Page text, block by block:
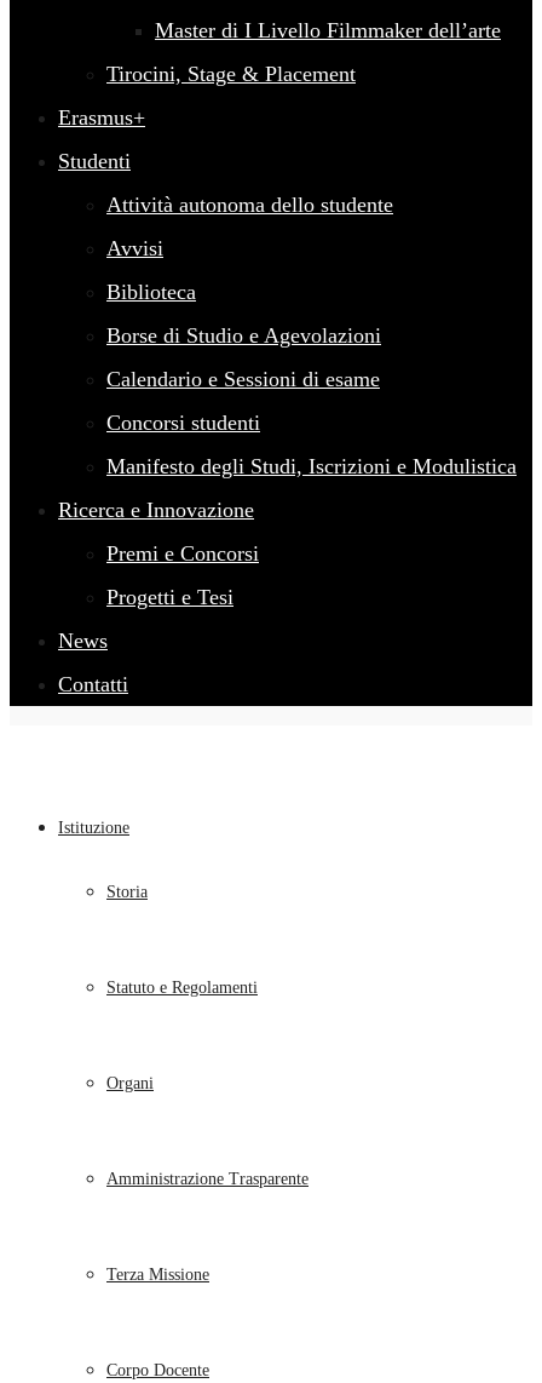
Master di I Livello Filmmaker dell’arte
Tirocini, Stage & Placement
Erasmus+
Studenti
Attività autonoma dello studente
Avvisi
Biblioteca
Borse di Studio e Agevolazioni
Calendario e Sessioni di esame
Concorsi studenti
Manifesto degli Studi, Iscrizioni e Modulistica
Ricerca e Innovazione
Premi e Concorsi
Progetti e Tesi
News
Contatti
Istituzione
Storia
Statuto e Regolamenti
Organi
Amministrazione Trasparente
Terza Missione
Corpo Docente